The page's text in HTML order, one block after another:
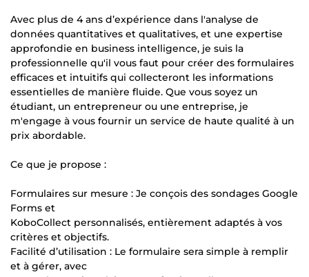
Avec plus de 4 ans d’expérience dans l'analyse de
données quantitatives et qualitatives, et une expertise
approfondie en business intelligence, je suis la
professionnelle qu'il vous faut pour créer des formulaires
efficaces et intuitifs qui collecteront les informations
essentielles de manière fluide. Que vous soyez un
étudiant, un entrepreneur ou une entreprise, je
m'engage à vous fournir un service de haute qualité à un
prix abordable.
Ce que je propose :
Formulaires sur mesure : Je conçois des sondages Google
Forms et
KoboCollect personnalisés, entièrement adaptés à vos
critères et objectifs.
Facilité d’utilisation : Le formulaire sera simple à remplir
et à gérer, avec